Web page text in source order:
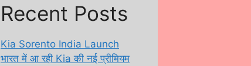
Recent Posts
Kia Sorento India Launch
भारत में आ रही Kia की नई प्रीमियम